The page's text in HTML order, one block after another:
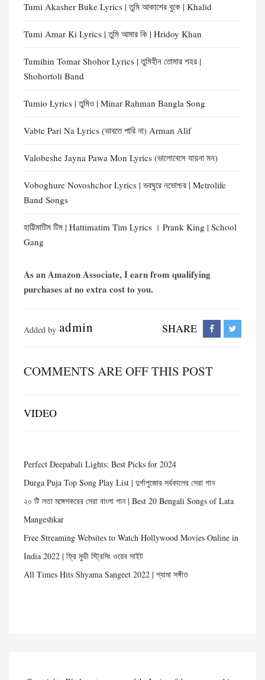
Tumi Akasher Buke Lyrics | তুমি আকাশের বুকে | Khalid
Tumi Amar Ki Lyrics | তুমি আমার কি | Hridoy Khan
Tumihin Tomar Shohor Lyrics | তুমিহীন তোমার শহর |
Shohortoli Band
Tumio Lyrics | তুমিও | Minar Rahman Bangla Song
Vabte Pari Na Lyrics (ভাবতে পারি না) Arman Alif
Valobeshe Jayna Pawa Mon Lyrics (ভালোবেসে যায়না মন)
Voboghure Novoshchor Lyrics | ভবঘুরে নভোশ্চর | Metrolife
Band Songs
হাট্টিমাটিম টিম | Hattimatim Tim Lyrics । Prank King | School
Gang
As an Amazon Associate, I earn from qualifying
purchases at no extra cost to you.
Added by admin SHARE
COMMENTS ARE OFF THIS POST
VIDEO
Perfect Deepabali Lights: Best Picks for 2024
Durga Puja Top Song Play List | দুর্গাপুজোর সর্বকালের সেরা গান
২০ টি লতা মঙ্গেশকরের সেরা বাংলা গান | Best 20 Bengali Songs of Lata
Mangeshkar
Free Streaming Websites to Watch Hollywood Movies Online in
India 2022 | ফ্রি মুভী স্ট্রিমিং ওয়েব সাইট
All Times Hits Shyama Sangeet 2022 | শ্যামা সঙ্গীত